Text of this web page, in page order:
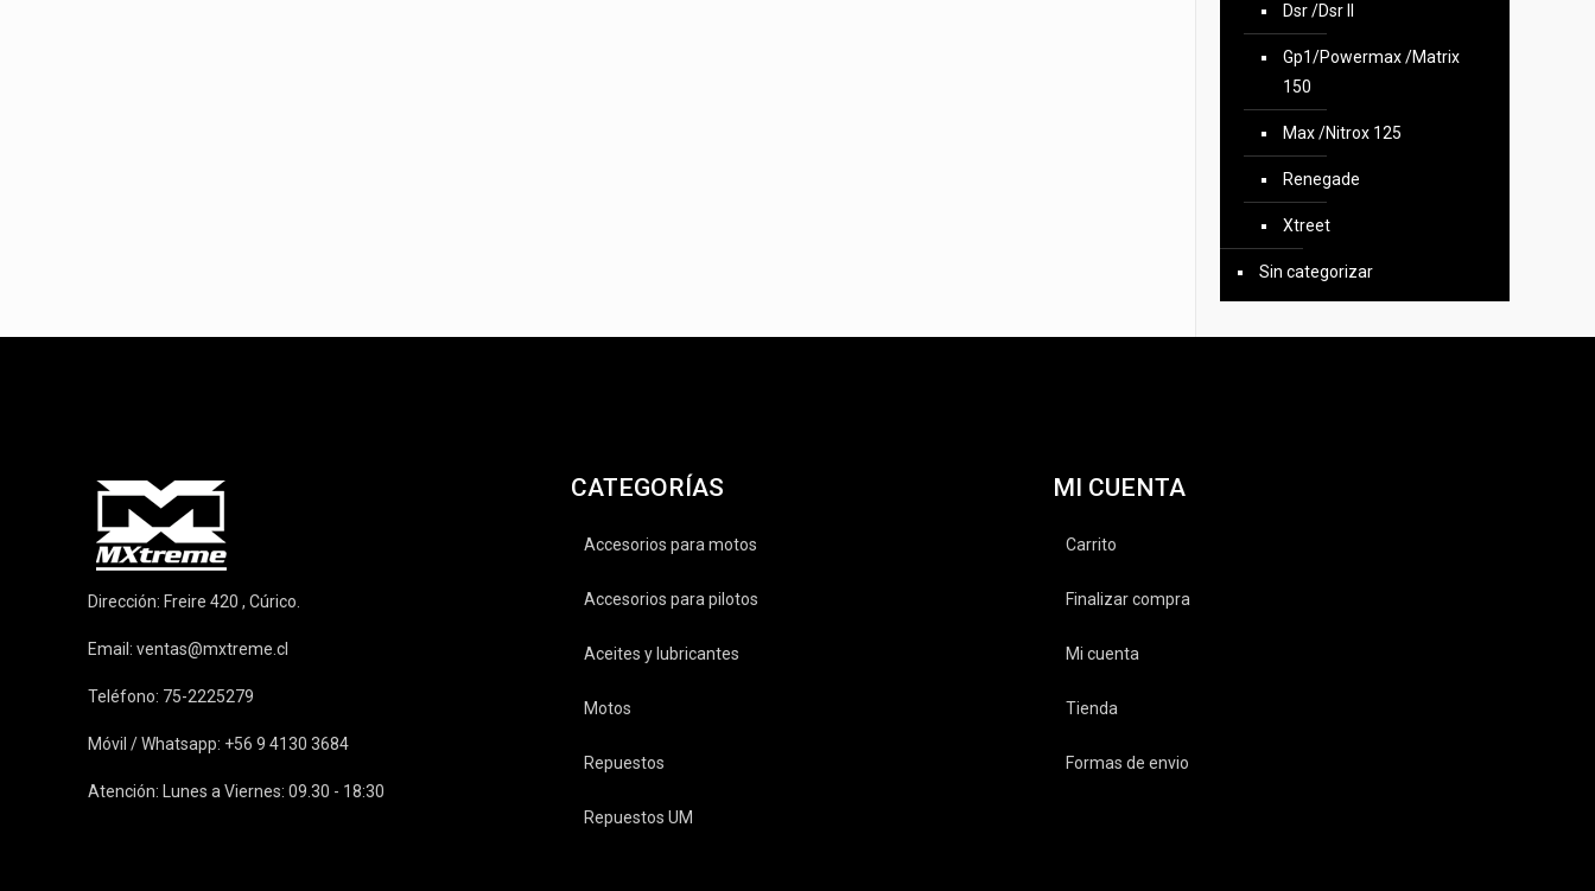
Dsr /Dsr II
Gp1/Powermax /Matrix
150
Max /Nitrox 125
Renegade
Xtreet
Sin categorizar
Dirección: Freire 420 , Cúrico.
Email:ventas@mxtreme.cl
Teléfono: 75-2225279
Móvil / Whatsapp: +56 9 4130 3684
Atención: Lunes a Viernes: 09.30 - 18:30
CATEGORÍAS
Accesorios para motos
Accesorios para pilotos
Aceites y lubricantes
Motos
Repuestos
Repuestos UM
MI CUENTA
Carrito
Finalizar compra
Mi cuenta
Tienda
Formas de envio